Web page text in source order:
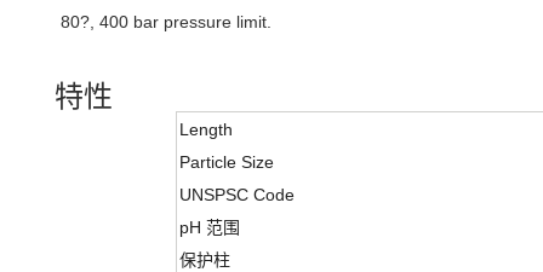
80?, 400 bar pressure limit.
特性
Length
Particle Size
UNSPSC Code
pH 范围
保护柱